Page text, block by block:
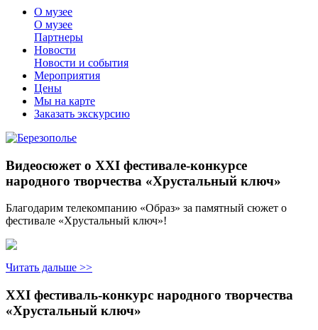
О музее
О музее
Партнеры
Новости
Новости и события
Мероприятия
Цены
Мы на карте
Заказать экскурсию
Видеосюжет о XXI фестивале-конкурсе
народного творчества «Хрустальный ключ»
Благодарим телекомпанию «Образ» за памятный сюжет о
фестивале «Хрустальный ключ»!
Читать дальше >>
XXI фестиваль-конкурс народного творчества
«Хрустальный ключ»